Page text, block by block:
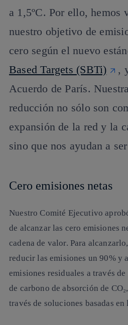
a 1,5ºC. Por ello, hemos
nuestro objetivo de
cero según el nuevo
Based Targets (SBTi)
,
Acuerdo de París.
reducción no sólo son
expansión de la red y la
sino que nos ayudan a
Cero emisiones netas
Nuestro Comité Ejecutivo
de alcanzar las cero emisiones
cadena de valor. Para
reducir las emisiones un 90% y
emisiones residuales a través
de carbono de absorción de
través de soluciones basadas en